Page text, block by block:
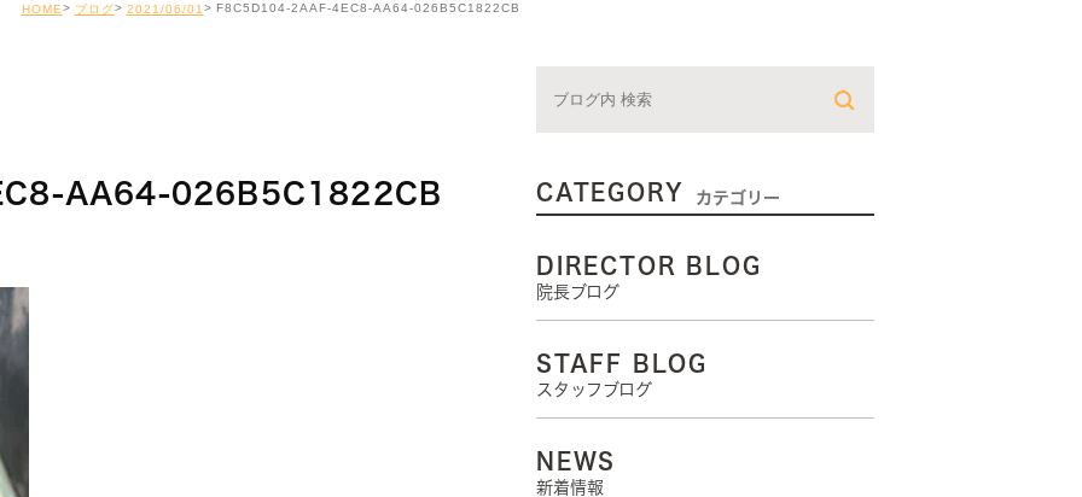
HOME ブログ 2021/06/01 F8C5D104-2AAF-4EC8-AA64-026B5C1822CB
AA64-026B5C1822CB CATEGORY カテゴリー
DIRECTOR BLOG
院長ブログ
STAFF BLOG
スタッフブログ
NEWS
新着情報